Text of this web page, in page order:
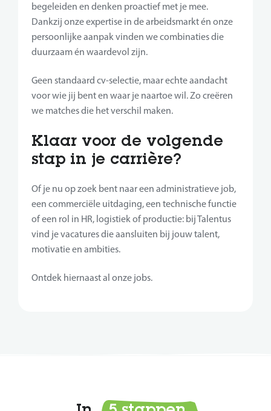
begeleiden en denken proactief met je mee.
Dankzij onze expertise in de arbeidsmarkt én onze
persoonlijke aanpak vinden we combinaties die
duurzaam én waardevol zijn.
Geen standaard cv-selectie, maar echte aandacht
voor wie jij bent en waar je naartoe wil. Zo creëren
we matches die het verschil maken.
Klaar voor de volgende
stap in je carrière?
Of je nu op zoek bent naar een administratieve job,
een commerciële uitdaging, een technische functie
of een rol in HR, logistiek of productie: bij Talentus
vind je vacatures die aansluiten bij jouw talent,
motivatie en ambities.
Ontdek hiernaast al onze jobs.